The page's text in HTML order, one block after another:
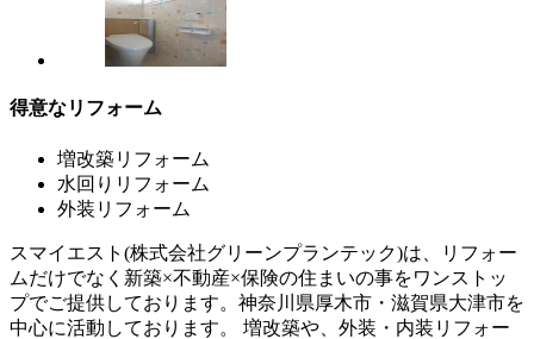
得意なリフォーム
増改築リフォーム
水回りリフォーム
外装リフォーム
スマイエスト(株式会社グリーンプランテック)は、リフォー
ムだけでなく新築×不動産×保険の住まいの事をワンストッ
プでご提供しております。神奈川県厚木市・滋賀県大津市を
中心に活動しております。 増改築や、外装・内装リフォー